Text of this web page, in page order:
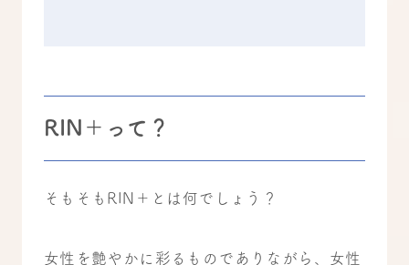
RIN＋って？
そもそもRIN＋とは何でしょう？
女性を艶やかに彩るものでありながら、女性